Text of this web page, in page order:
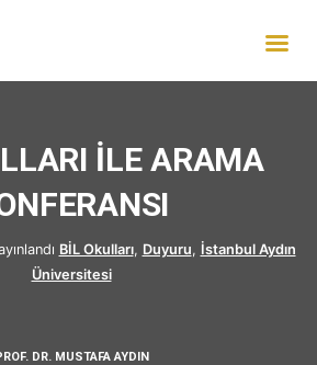
İLE ARAMA
BİL Okulları, Duyuru, İstanbul Aydın
Üniversitesi
DR. MUSTAFA AYDIN